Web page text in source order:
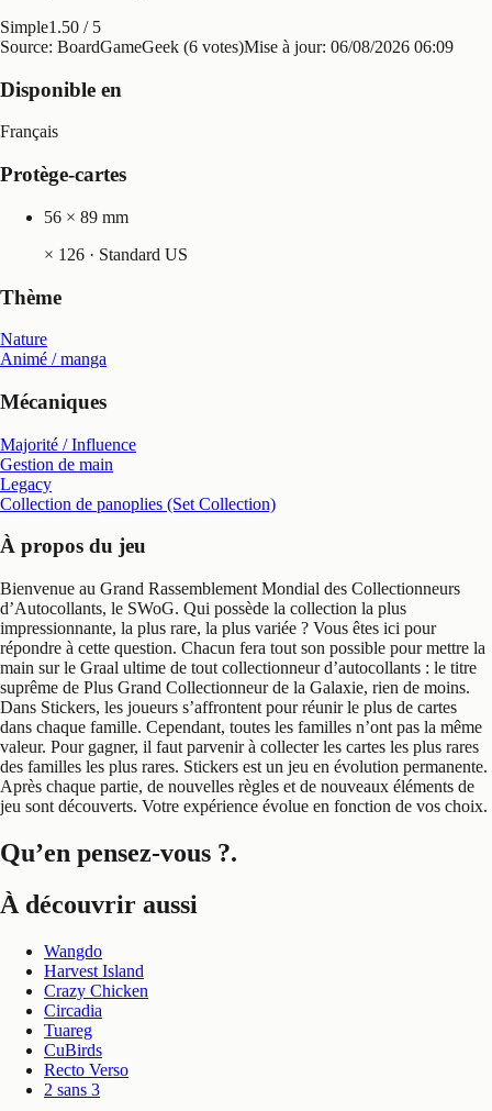
Simple1.50 / 5
Source: BoardGameGeek (6 votes)Mise à jour: 06/08/2026 06:09
Disponible en
Français
Protège-cartes
56 × 89 mm
× 126 · Standard US
Thème
Nature
Animé / manga
Mécaniques
Majorité / Influence
Gestion de main
Legacy
Collection de panoplies (Set Collection)
À propos du jeu
Bienvenue au Grand Rassemblement Mondial des Collectionneurs
d’Autocollants, le SWoG. Qui possède la collection la plus
impressionnante, la plus rare, la plus variée ? Vous êtes ici pour
répondre à cette question. Chacun fera tout son possible pour mettre la
main sur le Graal ultime de tout collectionneur d’autocollants : le titre
suprême de Plus Grand Collectionneur de la Galaxie, rien de moins.
Dans Stickers, les joueurs s’affrontent pour réunir le plus de cartes
dans chaque famille. Cependant, toutes les familles n’ont pas la même
valeur. Pour gagner, il faut parvenir à collecter les cartes les plus rares
des familles les plus rares. Stickers est un jeu en évolution permanente.
Après chaque partie, de nouvelles règles et de nouveaux éléments de
jeu sont découverts. Votre expérience évolue en fonction de vos choix.
Qu’en pensez-vous ?.
À découvrir aussi
Wangdo
Harvest Island
Crazy Chicken
Circadia
Tuareg
CuBirds
Recto Verso
2 sans 3